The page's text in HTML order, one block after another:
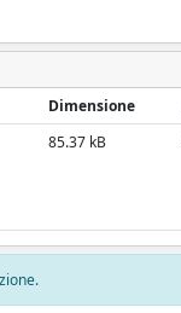
Dimensione
85.37 kB